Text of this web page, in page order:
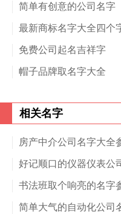
简单有创意的公司名字
最新商标名字大全四个
免费公司起名吉祥字
帽子品牌取名字大全
相关名字
房产中介公司名字大全
好记顺口的仪器仪表公
书法班取个响亮的名字
简单大气的自动化公司